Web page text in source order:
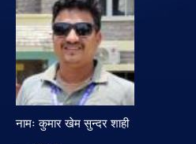
नामः कुमार खेम सुन्दर शाही